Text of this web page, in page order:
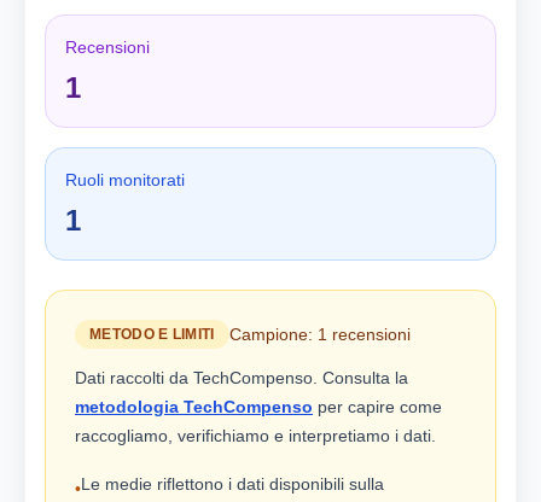
Recensioni
1
Ruoli monitorati
1
METODO E LIMITI Campione: 1 recensioni
Dati raccolti da TechCompenso. Consulta la
metodologia TechCompenso per capire come
raccogliamo, verifichiamo e interpretiamo i dati.
•Le medie riflettono i dati disponibili sulla